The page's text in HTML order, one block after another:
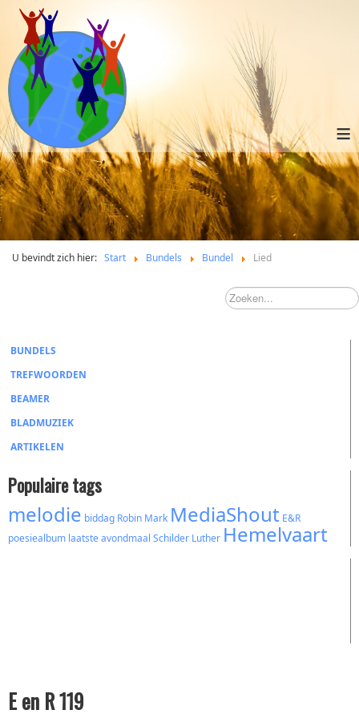
≡
U bevindt zich hier: Start Bundels Bundel Lied
BUNDELS
TREFWOORDEN
BEAMER
BLADMUZIEK
ARTIKELEN
Populaire tags
melodie biddag Robin Mark MediaShout E&R
poesiealbum laatste avondmaal Schilder Luther Hemelvaart
E en R 119